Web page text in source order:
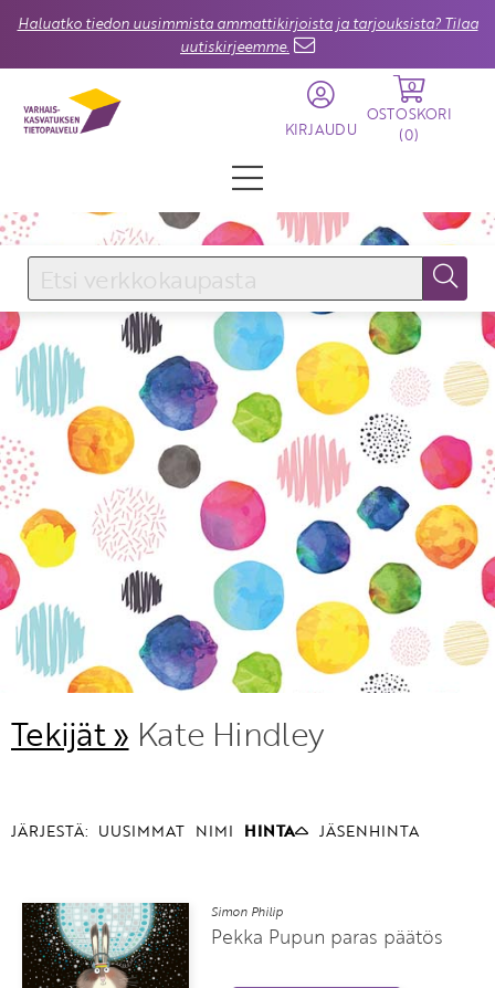
Haluatko tiedon uusimmista ammattikirjoista ja tarjouksista? Tilaa
uutiskirjeemme.
KIRJAUDU
0
OSTOSKORI
(0)
KIRJAUDU SISÄÄN
Käyttäjätunnus
Salasana
Unohtuiko salasana?
KIRJAUDU SISÄÄN
Etkö ole vielä Varhaiskasvatuksen Tietopalvelun
jäsen?
Liity tästä!
Tekijät » Kate Hindley
JÄRJESTÄ: UUSIMMAT NIMI HINTA JÄSENHINTA
Simon Philip
Pekka Pupun paras päätös